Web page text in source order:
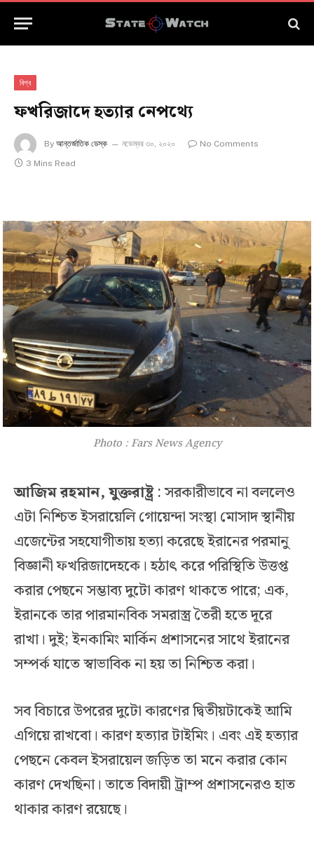
বিশ্ব
ফখরিজাদে হত্যার নেপথ্যে
By আন্তর্জাতিক ডেস্ক নভেম্বর ৩০, ২০২০
No Comments
3 Mins Read
Photo : Fars News Agency
আজিম রহমান, যুক্তরাষ্ট্র: সরকারীভাবে না বললেও
এটা নিশ্চিত ইসরায়েলি গোয়েন্দা সংস্থা মোসাদ স্থানীয়
এজেন্টের সহযোগীতায় হত্যা করেছে ইরানের পরমানু
বিজ্ঞানী ফখরিজাদেহকে। হঠাৎ করে পরিস্থিতি উত্তপ্ত
করার পেছনে সম্ভাব্য দুটো কারণ থাকতে পারে; এক,
ইরানকে তার পারমানবিক সমরাস্ত্র তৈরী হতে দূরে
রাখা। দুই; ইনকামিং মার্কিন প্রশাসনের সাথে ইরানের
সম্পর্ক যাতে স্বাভাবিক না হয় তা নিশ্চিত করা।
সব বিচারে উপরের দুটো কারণের দ্বিতীয়টাকেই আমি
এগিয়ে রাখবো। কারণ হত্যার টাইমিং। এবং এই হত্যার
পেছনে কেবল ইসরায়েল জড়িত তা মনে করার কোন
কারণ দেখছিনা। তাতে বিদায়ী ট্রাম্প প্রশাসনেরও হাত
থাকার কারণ রয়েছে।